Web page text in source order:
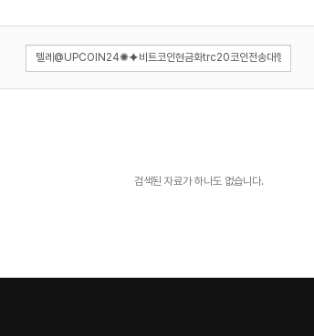
검색된 자료가 하나도 없습니다.